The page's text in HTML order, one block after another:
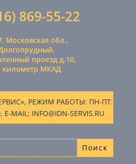
869-55-22
Московская обл.,
проезд д.10,
километр МКАД
РЕЖИМ РАБОТЫ: ПН-ПТ:
MAIL: INFO@IDN-SERVIS.RU